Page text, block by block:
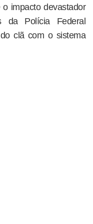
impacto devastador
da Polícia Federal
clã com o sistema